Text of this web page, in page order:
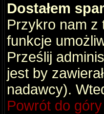
Dostałem
Przykro nam z
funkcje
Prześlij
jest by
nadawcy).
Powrót do góry